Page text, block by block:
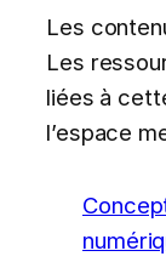
Les
Les
liées à
l’espace